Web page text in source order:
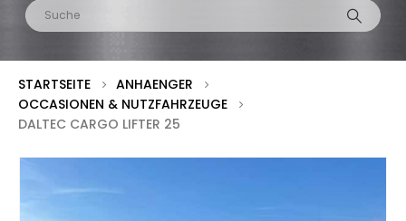
STARTSEITE
ANHAENGER
OCCASIONEN & NUTZFAHRZEUGE
DALTEC CARGO LIFTER 25